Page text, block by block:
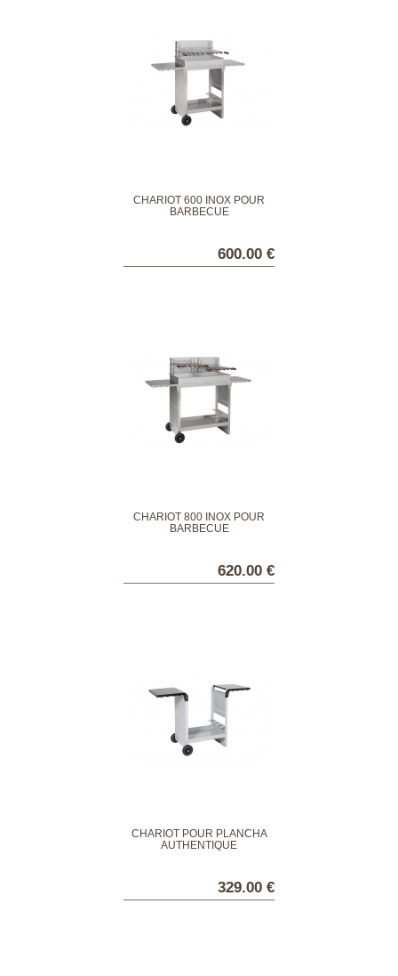
CHARIOT 600 INOX POUR
BARBECUE
600.00 €
CHARIOT 800 INOX POUR
BARBECUE
620.00 €
CHARIOT POUR PLANCHA
AUTHENTIQUE
329.00 €